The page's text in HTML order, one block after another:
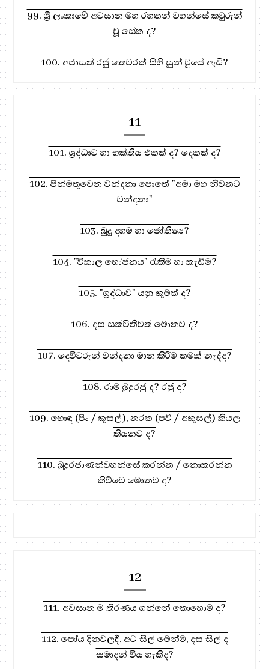
99. ශ්‍රී ලංකාවේ අවසාන මහ රහතන් වහන්සේ කවුරුන්
වූ සේක ද?
100. අජාසත් රජු තෙවරක් සිහි සුන් වූයේ ඇයි?
11
101. ශ්‍රද්ධාව හා භක්තිය එකක් ද? දෙකක් ද?
102. පින්මතුවෙන වන්දනා පොතේ "අමා මහ නිවනට
වන්දනා"
103. බුදු දහම හා ජෝතිෂ්‍ය?
104. "විකාල භෝජනය" රැකීම හා කැඩීම?
105. "ශ්‍රද්ධාව" යනු කුමක් ද?
106. දස සක්විතිවත් මොනව ද?
107. දෙවිවරුන් වන්දනා මාන කිරීම කමක් නැද්ද?
108. රාම බුදුරජු ද? රජු ද?
109. හොඳ (පිං / කුසල්), නරක (පව් / අකුසල්) කියල
තියනව ද?
110. බුදුරජාණන්වහන්සේ කරන්න / නොකරන්න
කිව්වෙ මොනව ද?
12
111. අවසාන ම තීරණය ගන්නේ කොහොම ද?
112. පෝය දිනවලදී, අට සිල් මෙන්ම, දස සිල් ද
සමාදන් විය හැකිද?